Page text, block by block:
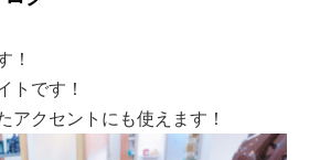
！
トです！
アクセントにも使えます！